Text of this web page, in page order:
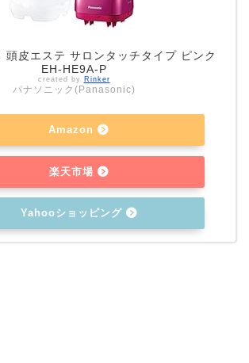
頭皮エステ サロンタッチタイプ ピンク
EH-HE9A-P
created by Rinker
パナソニック(Panasonic)
Amazon
楽天市場
Yahooショッピング